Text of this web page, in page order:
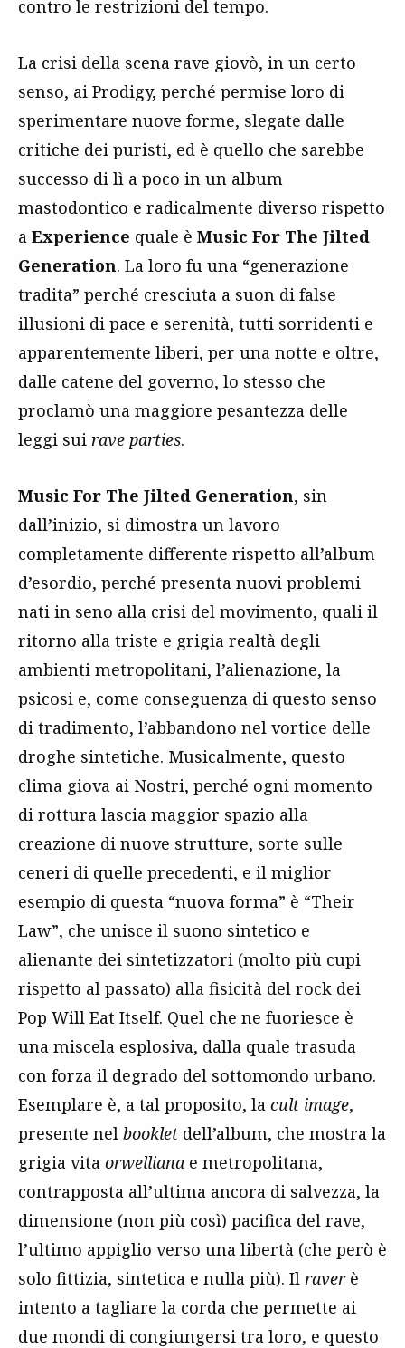
contro le restrizioni del tempo.
La crisi della scena rave giovò, in un certo
senso, ai Prodigy, perché permise loro di
sperimentare nuove forme, slegate dalle
critiche dei puristi, ed è quello che sarebbe
successo di lì a poco in un album
mastodontico e radicalmente diverso rispetto
a Experience quale è Music For The Jilted
Generation. La loro fu una “generazione
tradita” perché cresciuta a suon di false
illusioni di pace e serenità, tutti sorridenti e
apparentemente liberi, per una notte e oltre,
dalle catene del governo, lo stesso che
proclamò una maggiore pesantezza delle
leggi sui rave parties.
Music For The Jilted Generation, sin
dall’inizio, si dimostra un lavoro
completamente differente rispetto all’album
d’esordio, perché presenta nuovi problemi
nati in seno alla crisi del movimento, quali il
ritorno alla triste e grigia realtà degli
ambienti metropolitani, l’alienazione, la
psicosi e, come conseguenza di questo senso
di tradimento, l’abbandono nel vortice delle
droghe sintetiche. Musicalmente, questo
clima giova ai Nostri, perché ogni momento
di rottura lascia maggior spazio alla
creazione di nuove strutture, sorte sulle
ceneri di quelle precedenti, e il miglior
esempio di questa “nuova forma” è “Their
Law”, che unisce il suono sintetico e
alienante dei sintetizzatori (molto più cupi
rispetto al passato) alla fisicità del rock dei
Pop Will Eat Itself. Quel che ne fuoriesce è
una miscela esplosiva, dalla quale trasuda
con forza il degrado del sottomondo urbano.
Esemplare è, a tal proposito, la cult image,
presente nel booklet dell’album, che mostra la
grigia vita orwelliana e metropolitana,
contrapposta all’ultima ancora di salvezza, la
dimensione (non più così) pacifica del rave,
l’ultimo appiglio verso una libertà (che però è
solo fittizia, sintetica e nulla più). Il raverè
intento a tagliare la corda che permette ai
due mondi di congiungersi tra loro, e questo